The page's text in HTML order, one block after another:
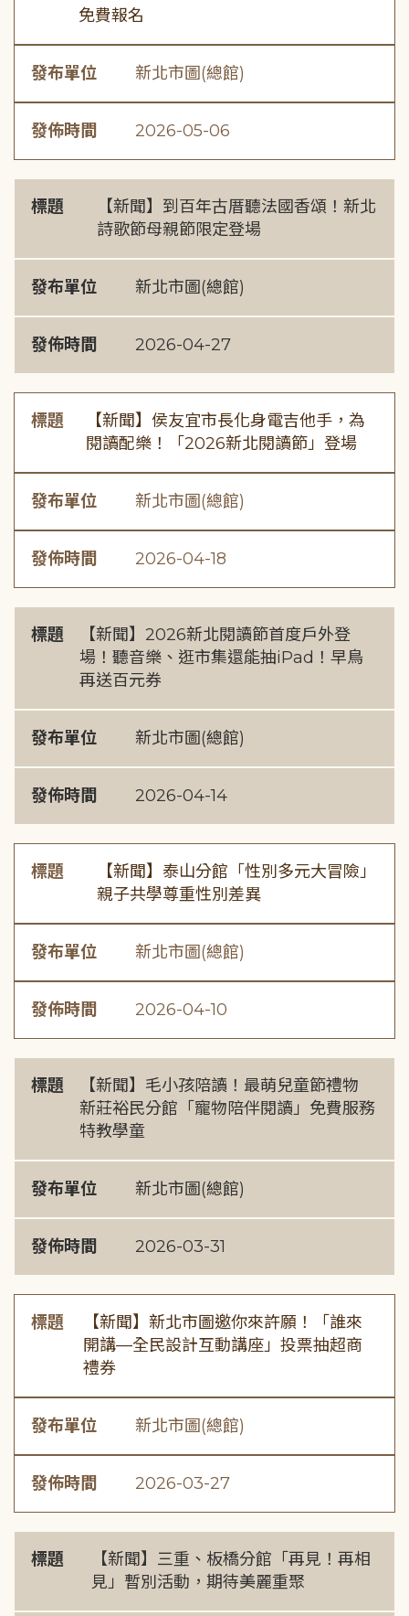
免費報名
發布單位 新北市圖(總館)
發佈時間 2026-05-06
標題
【新聞】到百年古厝聽法國香頌！新北
詩歌節母親節限定登場
發布單位 新北市圖(總館)
發佈時間 2026-04-27
標題
【新聞】侯友宜市長化身電吉他手，為
閱讀配樂！「2026新北閱讀節」登場
發布單位 新北市圖(總館)
發佈時間 2026-04-18
標題
【新聞】2026新北閱讀節首度戶外登
場！聽音樂、逛市集還能抽iPad！早鳥
再送百元券
發布單位 新北市圖(總館)
發佈時間 2026-04-14
標題
【新聞】泰山分館「性別多元大冒險」
親子共學尊重性別差異
發布單位 新北市圖(總館)
發佈時間 2026-04-10
標題
【新聞】毛小孩陪讀！最萌兒童節禮物
新莊裕民分館「寵物陪伴閱讀」免費服務
特教學童
發布單位 新北市圖(總館)
發佈時間 2026-03-31
標題
【新聞】新北市圖邀你來許願！「誰來
開講—全民設計互動講座」投票抽超商
禮券
發布單位 新北市圖(總館)
發佈時間 2026-03-27
標題
【新聞】三重、板橋分館「再見！再相
見」暫別活動，期待美麗重聚